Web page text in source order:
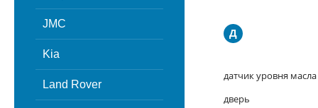
JMC
Kia
Land Rover
Д
датчик уровня масла
дверь